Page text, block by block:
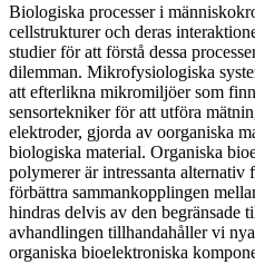
Biologiska processer i
cellstrukturer och deras
studier för att förstå dessa
dilemman. Mikrofysiologiska
att efterlikna mikromiljöer som
sensortekniker för att utföra
elektroder, gjorda av oorganiska
biologiska material. Organiska
polymerer är intressanta
förbättra sammankopplingen
hindras delvis av den begränsade
avhandlingen tillhandahåller vi
organiska bioelektroniska